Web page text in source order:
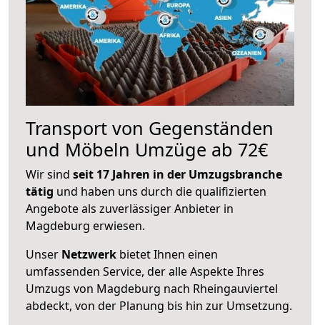
Transport von Gegenständen
und Möbeln Umzüge ab 72€
Wir sind seit 17 Jahren in der Umzugsbranche
tätig und haben uns durch die qualifizierten
Angebote als zuverlässiger Anbieter in
Magdeburg erwiesen.
Unser Netzwerk bietet Ihnen einen
umfassenden Service, der alle Aspekte Ihres
Umzugs von Magdeburg nach Rheingauviertel
abdeckt, von der Planung bis hin zur Umsetzung.